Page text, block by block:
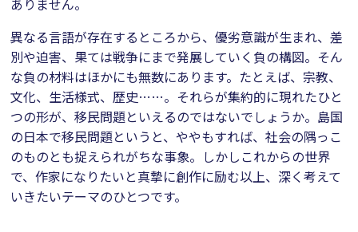
ありません。
異なる言語が存在するところから、優劣意識が生まれ、差
別や迫害、果ては戦争にまで発展していく負の構図。そん
な負の材料はほかにも無数にあります。たとえば、宗教、
文化、生活様式、歴史……。それらが集約的に現れたひと
つの形が、移民問題といえるのではないでしょうか。島国
の日本で移民問題というと、ややもすれば、社会の隅っこ
のものとも捉えられがちな事象。しかしこれからの世界
で、作家になりたいと真摯に創作に励む以上、深く考えて
いきたいテーマのひとつです。